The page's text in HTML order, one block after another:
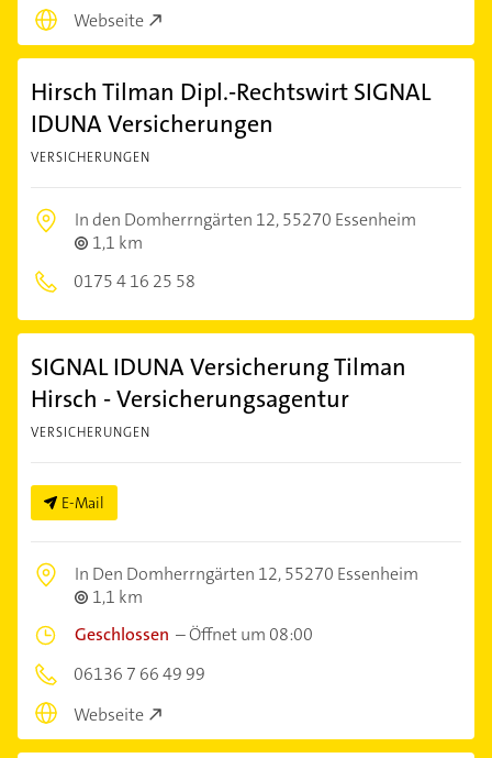
Webseite
Hirsch Tilman Dipl.-Rechtswirt SIGNAL
IDUNA Versicherungen
VERSICHERUNGEN
In den Domherrngärten 12,55270 Essenheim
1,1 km
0175 4 16 25 58
SIGNAL IDUNA Versicherung Tilman
Hirsch - Versicherungsagentur
VERSICHERUNGEN
E-Mail
In Den Domherrngärten 12,55270 Essenheim
1,1 km
Geschlossen –Öffnet um 08:00
06136 7 66 49 99
Webseite